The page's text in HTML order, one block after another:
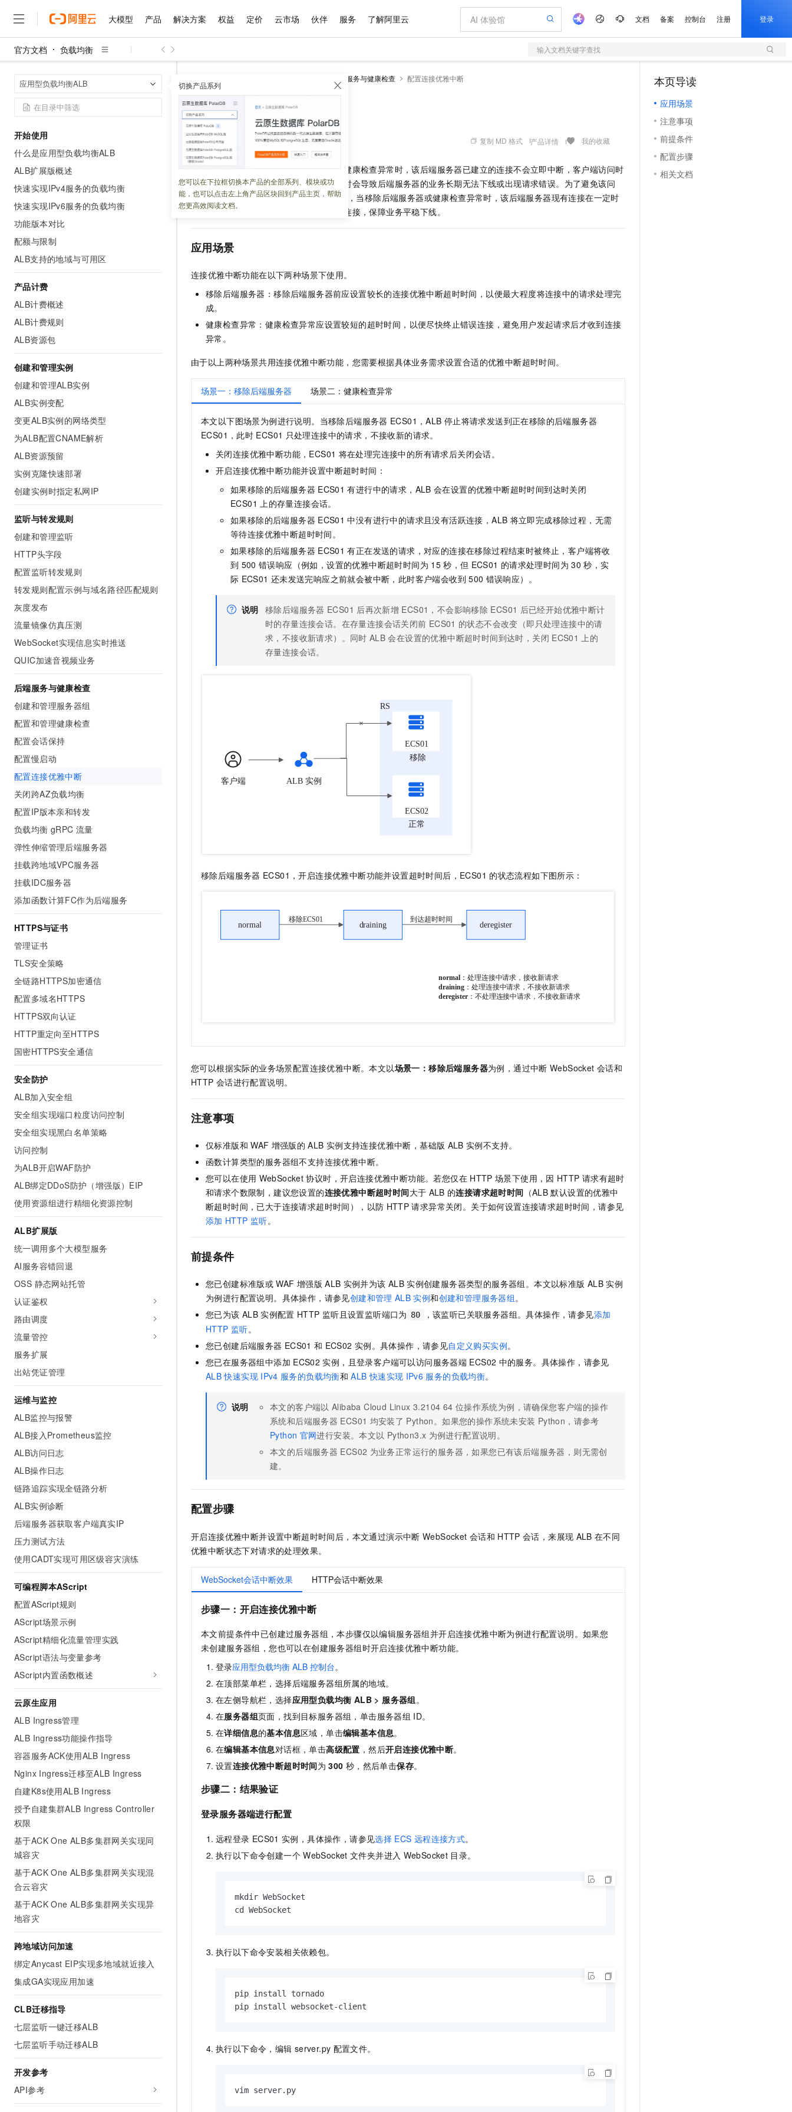
大模型 产品 解决方案 权益 定价 云市场 伙伴 服务 了解阿里云 文档 备案 控制台 注册 登录
官方文档 负载均衡 输入文档关键字查找
应用型负载均衡ALB 切换产品系列
您可以在下拉框切换本产品的全部系列、模块或功
能，也可以点击左上角产品区块回到产品主页，帮助
您更高效阅读文档。
开始使用
什么是应用型负载均衡ALB
ALB扩展版概述
快速实现IPv4服务的负载均衡
快速实现IPv6服务的负载均衡
功能版本对比
配额与限制
ALB支持的地域与可用区
产品计费
ALB计费概述
ALB计费规则
ALB资源包
创建和管理实例
创建和管理ALB实例
ALB实例变配
变更ALB实例的网络类型
为ALB配置CNAME解析
ALB资源预留
实例克隆快速部署
创建实例时指定私网IP
监听与转发规则
创建和管理监听
HTTP头字段
配置监听转发规则
转发规则配置示例与域名路径匹配规则
灰度发布
流量镜像仿真压测
WebSocket实现信息实时推送
QUIC加速音视频业务
后端服务与健康检查
创建和管理服务器组
配置和管理健康检查
配置会话保持
配置慢启动
配置连接优雅中断
关闭跨AZ负载均衡
配置IP版本亲和转发
负载均衡 gRPC 流量
弹性伸缩管理后端服务器
挂载跨地域VPC服务器
挂载IDC服务器
添加函数计算FC作为后端服务
HTTPS与证书
管理证书
TLS安全策略
全链路HTTPS加密通信
配置多域名HTTPS
HTTPS双向认证
HTTP重定向至HTTPS
国密HTTPS安全通信
安全防护
ALB加入安全组
安全组实现端口粒度访问控制
安全组实现黑白名单策略
访问控制
为ALB开启WAF防护
ALB绑定DDoS防护（增强版）EIP
使用资源组进行精细化资源控制
ALB扩展版
统一调用多个大模型服务
AI服务容错回退
OSS 静态网站托管
认证鉴权
路由调度
流量管控
服务扩展
出站凭证管理
运维与监控
ALB监控与报警
ALB接入Prometheus监控
ALB访问日志
ALB操作日志
链路追踪实现全链路分析
ALB实例诊断
后端服务器获取客户端真实IP
压力测试方法
使用CADT实现可用区级容灾演练
可编程脚本AScript
配置AScript规则
AScript场景示例
AScript精细化流量管理实践
AScript语法与变量参考
AScript内置函数概述
云原生应用
ALB Ingress管理
ALB Ingress功能操作指导
容器服务ACK使用ALB Ingress
Nginx Ingress迁移至ALB Ingress
自建K8s使用ALB Ingress
授予自建集群ALB Ingress Controller
权限
基于ACK One ALB多集群网关实现同
城容灾
基于ACK One ALB多集群网关实现混
合云容灾
基于ACK One ALB多集群网关实现异
地容灾
跨地域访问加速
绑定Anycast EIP实现多地域就近接入
集成GA实现应用加速
CLB迁移指导
七层监听一键迁移ALB
七层监听手动迁移ALB
开发参考
API参考
后端服务与健康检查 配置连接优雅中断
配置连接优雅中断
更新时间： 2026-05-22 01:33:17 复制 MD 格式 产品详情 我的收藏
当您移除某个后端服务器或者后端服务器健康检查异常时，该后端服务器已建立的连接不会立即中断，客户端访问时
仍持续有请求转发至这些后端服务器。此时会导致后端服务器的业务长期无法下线或出现请求错误。为了避免该问
题，您可以使用 ALB 的连接优雅中断功能，当移除后端服务器或健康检查异常时，该后端服务器现有连接在一定时
间内正常传输，到达中断时间后主动断开连接，保障业务平稳下线。
应用场景
连接优雅中断功能在以下两种场景下使用。
移除后端服务器：移除后端服务器前应设置较长的连接优雅中断超时时间，以便最大程度将连接中的请求处理完
成。
健康检查异常：健康检查异常应设置较短的超时时间，以便尽快终止错误连接，避免用户发起请求后才收到连接
异常。
由于以上两种场景共用连接优雅中断功能，您需要根据具体业务需求设置合适的优雅中断超时时间。
场景一：移除后端服务器 场景二：健康检查异常
本文以下图场景为例进行说明。当移除后端服务器 ECS01，ALB 停止将请求发送到正在移除的后端服务器
ECS01，此时 ECS01 只处理连接中的请求，不接收新的请求。
关闭连接优雅中断功能，ECS01 将在处理完连接中的所有请求后关闭会话。
开启连接优雅中断功能并设置中断超时时间：
如果移除的后端服务器 ECS01 有进行中的请求，ALB 会在设置的优雅中断超时时间到达时关闭
ECS01 上的存量连接会话。
如果移除的后端服务器 ECS01 中没有进行中的请求且没有活跃连接，ALB 将立即完成移除过程，无需
等待连接优雅中断超时时间。
如果移除的后端服务器 ECS01 有正在发送的请求，对应的连接在移除过程结束时被终止，客户端将收
到 500 错误响应（例如，设置的优雅中断超时时间为 15 秒，但 ECS01 的请求处理时间为 30 秒，实
际 ECS01 还未发送完响应之前就会被中断，此时客户端会收到 500 错误响应）。
说明 移除后端服务器 ECS01 后再次新增 ECS01，不会影响移除 ECS01 后已经开始优雅中断计
时的存量连接会话。在存量连接会话关闭前 ECS01 的状态不会改变（即只处理连接中的请
求，不接收新请求）。同时 ALB 会在设置的优雅中断超时时间到达时，关闭 ECS01 上的
存量连接会话。
移除后端服务器 ECS01，开启连接优雅中断功能并设置超时时间后，ECS01 的状态流程如下图所示：
您可以根据实际的业务场景配置连接优雅中断。本文以场景一：移除后端服务器为例，通过中断 WebSocket 会话和
HTTP 会话进行配置说明。
注意事项
仅标准版和 WAF 增强版的 ALB 实例支持连接优雅中断，基础版 ALB 实例不支持。
函数计算类型的服务器组不支持连接优雅中断。
您可以在使用 WebSocket 协议时，开启连接优雅中断功能。若您仅在 HTTP 场景下使用，因 HTTP 请求有超时
和请求个数限制，建议您设置的连接优雅中断超时时间大于 ALB 的连接请求超时时间 （ALB 默认设置的优雅中
断超时时间，已大于连接请求超时时间），以防 HTTP 请求异常关闭。关于如何设置连接请求超时时间，请参见
添加 HTTP 监听。
前提条件
您已创建标准版或 WAF 增强版 ALB 实例并为该 ALB 实例创建服务器类型的服务器组。本文以标准版 ALB 实例
为例进行配置说明。具体操作，请参见创建和管理 ALB 实例和创建和管理服务器组。
您已为该 ALB 实例配置 HTTP 监听且设置监听端口为 80 ，该监听已关联服务器组。具体操作，请参见添加
HTTP 监听。
您已创建后端服务器 ECS01 和 ECS02 实例。具体操作，请参见自定义购买实例。
您已在服务器组中添加 ECS02 实例，且登录客户端可以访问服务器端 ECS02 中的服务。具体操作，请参见
ALB 快速实现 IPv4 服务的负载均衡和 ALB 快速实现 IPv6 服务的负载均衡。
说明 本文的客户端以 Alibaba Cloud Linux 3.2104 64 位操作系统为例，请确保您客户端的操作
系统和后端服务器 ECS01 均安装了 Python。如果您的操作系统未安装 Python，请参考
Python 官网进行安装。本文以 Python3.x 为例进行配置说明。
本文的后端服务器 ECS02 为业务正常运行的服务器，如果您已有该后端服务器，则无需创
建。
配置步骤
开启连接优雅中断并设置中断超时时间后，本文通过演示中断 WebSocket 会话和 HTTP 会话，来展现 ALB 在不同
优雅中断状态下对请求的处理效果。
WebSocket会话中断效果 HTTP会话中断效果
步骤一： 开启连接优雅中断
本文前提条件中已创建过服务器组，本步骤仅以编辑服务器组并开启连接优雅中断为例进行配置说明。如果您
未创建服务器组，您也可以在创建服务器组时开启连接优雅中断功能。
登录应用型负载均衡 ALB 控制台。
在顶部菜单栏，选择后端服务器组所属的地域。
在左侧导航栏，选择应用型负载均衡 ALB > 服务器组。
在服务器组页面，找到目标服务器组，单击服务器组 ID。
在详细信息的基本信息区域，单击编辑基本信息。
在编辑基本信息对话框，单击高级配置 ，然后开启连接优雅中断。
设置连接优雅中断超时时间为 300 秒，然后单击保存。
步骤二：结果验证
登录服务器端进行配置
远程登录 ECS01 实例，具体操作，请参见选择 ECS 远程连接方式。
执行以下命令创建一个 WebSocket 文件夹并进入 WebSocket 目录。
mkdir WebSocket
cd WebSocket
执行以下命令安装相关依赖包。
pip install tornado
pip install websocket-client
执行以下命令，编辑 server.py 配置文件。
vim server.py
本页导读
应用场景
注意事项
前提条件
配置步骤
相关文档
大模型
大模型
文本生成
Qwen3.8-Max HOT
智能体时代全能旗舰模型
Qwen3-VL-Plus
Kimi-K3 NEW
Kimi 最新旗舰模型，长程编程与推理利器
Deepseek-v4-pro
HappyHorse-1.1-T2V
让文字生成流畅细腻的高质量视频
语音识别与合成
Qwen3-TTS-Flash
大模型服务
千问AI平台-Token Plan
在线体验全尺寸、多种模态的模型效果
新一代 AI 视频生成模型，深度适配广告营销等场景
灵活可视化地构建企业级 Agent
AI Native 的算法工程平台，一站式完成建模、训练、推理服务部署 云端极速 AI 应用创作平台
大模型解决方案
快速部署 Dify，高效搭建 AI 应用
依托云原生高可用架构,实现Dify私有化部署
10 分钟在聊天系统中增加一个 AI 助手
在企业官网、通讯软件中为客户提供 AI 客服
10分钟微调：让0.6B模型媲美235B模型
即刻拥有 DeepSeek-R1 满血版
多种方案随心选，轻松解锁专属 DeepSeek
多模态数据信息提取
通过自然语言交互简化开发流程,全栈开发支持
产品
精选产品
人工智能与机器学习
容器
存储
网络与CDN
中间件
数据库
媒体服务
企业服务与云通信
域名与网站
终端用户计算
Serverless
开发工具
迁移与运维管理
专有云
精选产品
大模型服务平台百炼
大模型服务与应用平台
千问大模型
多元化、高性能、安全可靠的大模型服务
无影云电脑
随时随地安全接入的云上超级电脑
云解析DNS
面向分析的企业级SaaS模式云数据仓库
域名与网站
对象存储 OSS
人工智能平台 PAI 大模型
一站式AI开发、训练和推理服务
Qoder CN
全托管，含MySQL、PostgreSQL、SQL Server、MariaDB多引擎
Qoder
面向真实软件的智能体编程平台
云原生数据库 PolarDB
轻量应用服务器
数字证书管理服务（原SSL证书）
实现全站 HTTPS，呈现可信的 Web 访问
短信服务
解决方案
精选解决方案
AI
大数据
现代化应用
可观测
上云与迁云
企业出海
政企业务
精选解决方案
睿译宝，AI翻译排版一步到位
上传文档即自动完成翻译和格式还原
GLM-5.2：长任务时代开源旗舰模型
真正可用的 1M 上下文,一次完成代码全链路开发
Hermes Agent，打造自进化智能体
自主进化，持久记忆，越用越聪明
快速拥有专属 OpenClaw
即刻拥有 DeepSeek-V4-Pro
轻松解锁专属 DeepSeek-V4-Pro
5 分钟轻松部署专属 QwenPaw HOT
从聊天伙伴进化为能主动干活的本地数字员工
Claude Code + GStack 打造工程团队
安装技能 GStack，拥有专属 AI 工程团队
一键购买专属联机服务器，轻松开启游戏
高效搭建 AI 智能体与工作流应用
通过阿里云百炼高效搭建AI应用,助力高效开发
低代码高效构建企业门户网站
Agency Agents：拥有专属领域专家
HappyHorse 打造一站式影视创作平台
漫剧工坊：一站式动画创作平台
快速生产连贯的高质量长漫剧
权益 普惠上云
普惠上云 官方力荐
云服务器38元/年起，超值低价云产品抢先购
官方推荐返现计划
推荐新用户得奖励，单订单最高返9万
云工开物
高校专属算力普惠，学生认证享300元代金券
免费试用
最高领取价值200元试用点，立即开启云上创新
AI 产品 免费试用
140+云产品 免费试用
产品新客免费试用，最长12个月
大模型ACA认证体验
助力企业全员 AI 认知与能力提升
AI 特惠
智启 AI 普惠权益
阿里云 OPC 创新助力计划
至高百万元 Token 补贴，加速一人公司成长
Token Plan 模型订阅计划 NEW
Qwen3.8-Max 首发尝鲜，限时加量 10 倍，夜间低至2折
千问办公，限时限量积分加倍 NEW
你的AI工作搭子，覆盖日常办公高频场景
Night Plan 支持 Qwen 3.8-Max
AI 场景体验
从图文生成到视频创作，一键激活电商全链路生产力
AI 广告创作
图文、视频一站生成，高效打造优质广告素材
AI 建站
自动承接线索、识别商机，让客服更高效、服务更出色。
AI 活动
AI 生产力先锋
先锋实践拓展 AI 生产力的边界
飞天发布时刻
所见，即是所愿
AI 实训营
从基础到进阶，Agent 创客手把手教你
定价 产品定价
了解云产品的定价详情
云上成本管理
管理和优化成本
价格计算器
自助选配和估算价格
价格优势
推动算力普惠，释放技术红利
配置报价器
阿里云 OPC 创新助力计划
Token 补贴，五大权
益加速 OPC 成功
云市场 精选商城
网站建设
多端小程序
Salesforce 国际版订阅
友盟天域
观测云
Tuya 物联网平台阿里云版
电子合同
Tableau 订阅
AI空中课堂在线直播课堂（旗舰版）
生态解决方案
行业生态解决方案
AI 开发和 AI 应用解决方案
数据与 API
数据集
身份实名认证
短信
OCR 文字识别
发票查验
天气预报查询
企业应用
ERP
CRM
财税管理
基础软件
JAVA
全能环境
模板建站
定制小程序
专业服务
公司注册
上云迁移
伙伴 成为销售伙伴
分销伙伴
咨询伙伴
销售伙伴合作计划
Salesforce On Alibaba Cloud
Consulting Partner 合作计划
成为产品伙伴
产品生态集成认证中心
产品生态伙伴工作台
产品伙伴合作计划
云网络合作计划
Salesforce On Alibaba Cloud ISV 合作
服务伙伴合作计划
Al MaaS 服务伙伴赋能合作
伙伴信用分合作计划
更多支持
合作伙伴培训与认证
服务 售前咨询
在线服务
售后服务
自助服务
工单服务
短信专区
企业增值服务
企业支持计划
企业增值服务台
企业成长
服务实践
创新中心
阿里云认证
信息公告
官网公告
开发者社区
镜像站
了解阿里云 为什么选择阿里云
什么是云计算
技术领先
稳定可靠
安全合规
分析师报告
研究报告与白皮书
AI 算法大赛
云开发大赛
入门学习赛
最佳实践
云上春晚
云栖战略参考
云上的中国
看见新力量
金融模力时刻
客户案例
市场活动
魔搭 ModelScope
科研合作
加入我们
校园招聘